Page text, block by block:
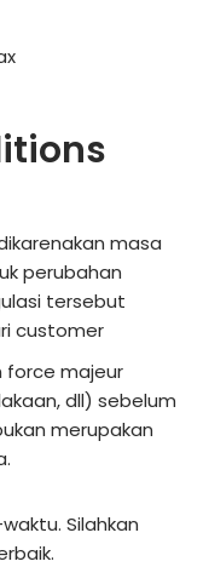
masa
perubahan
tersebut
customer
force majeur
dll) sebelum
merupakan
Silahkan